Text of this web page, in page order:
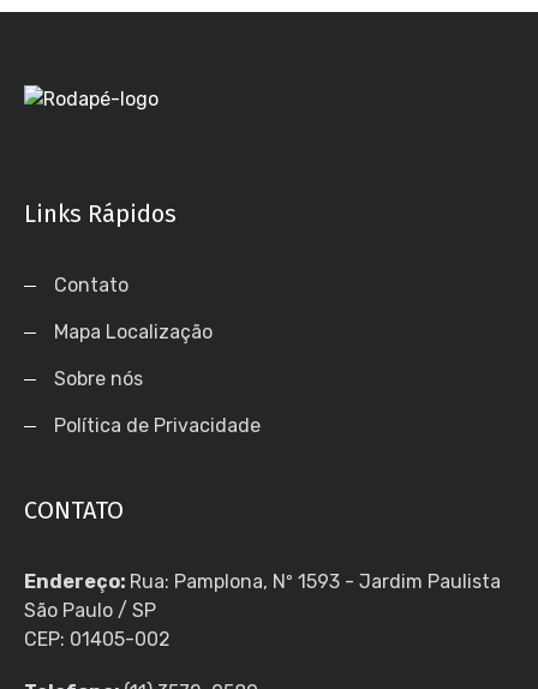
Links Rápidos
Contato
Mapa Localização
Sobre nós
Política de Privacidade
CONTATO
Endereço: Rua: Pamplona, Nº 1593 - Jardim Paulista
São Paulo / SP
CEP: 01405-002